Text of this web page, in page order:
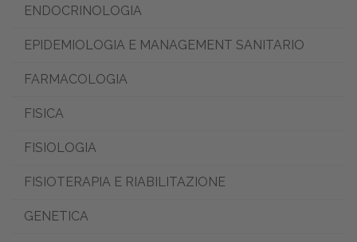
ENDOCRINOLOGIA
EPIDEMIOLOGIA E MANAGEMENT SANITARIO
FARMACOLOGIA
FISICA
FISIOLOGIA
FISIOTERAPIA E RIABILITAZIONE
GENETICA